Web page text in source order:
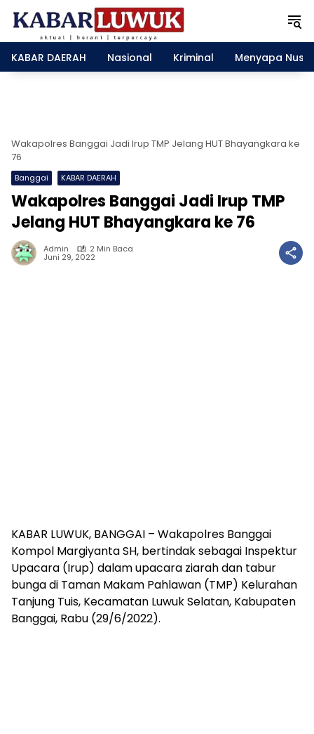
KABAR DAERAH Nasional Kriminal Menyapa
Wakapolres Banggai Jadi Irup TMP Jelang HUT Bhayangkara ke
76
Banggai KABAR DAERAH
Wakapolres Banggai Jadi Irup TMP
Jelang HUT Bhayangkara ke 76
Admin 2 Min Baca
Juni 29, 2022
KABAR LUWUK, BANGGAI – Wakapolres Banggai
Kompol Margiyanta SH, bertindak sebagai Inspektur
Upacara (Irup) dalam upacara ziarah dan tabur
bunga di Taman Makam Pahlawan (TMP) Kelurahan
Tanjung Tuis, Kecamatan Luwuk Selatan, Kabupaten
Banggai, Rabu (29/6/2022).